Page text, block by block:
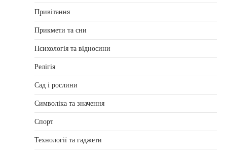
Привітання
Прикмети та сни
Психологія та відносини
Релігія
Сад і рослини
Символіка та значення
Спорт
Технології та гаджети